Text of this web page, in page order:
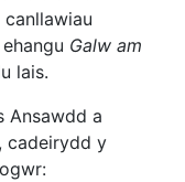
Galw am
lais.
Ansawdd a
cadeirydd y